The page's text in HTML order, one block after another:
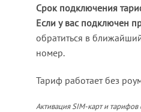
Срок подключения
Если у вас подключен
обратиться в
номер.
Тариф работает без
Активация SIM-карт и